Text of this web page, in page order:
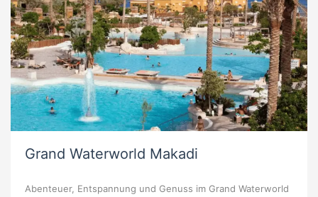
Grand Waterworld Makadi
Abenteuer, Entspannung und Genuss im Grand Waterworld